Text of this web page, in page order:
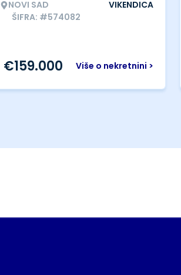
NOVI SAD
ŠIFRA: #574082
VIKENDICA
Više o nekretnini >
€159.000